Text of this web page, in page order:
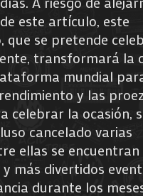
este artículo, este
que se pretende
transformará la
mundial
y las
celebrar la ocasión,
cancelado varias
ellas se
más divertidos
durante los